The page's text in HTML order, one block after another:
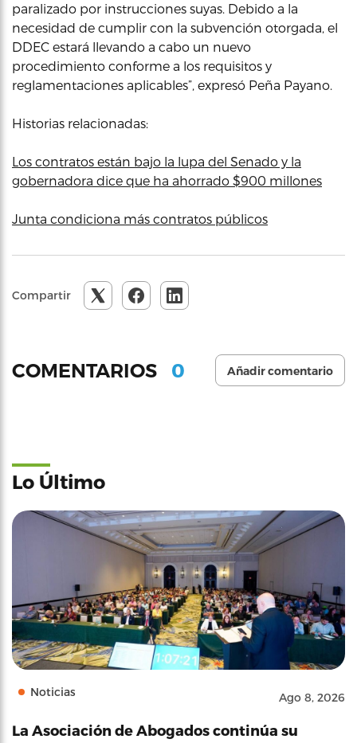
paralizado por instrucciones suyas. Debido a la
necesidad de cumplir con la subvención otorgada, el
DDEC estará llevando a cabo un nuevo
procedimiento conforme a los requisitos y
reglamentaciones aplicables”, expresó Peña Payano.
Historias relacionadas:
Los contratos están bajo la lupa del Senado y la
gobernadora dice que ha ahorrado $900 millones
Junta condiciona más contratos públicos
Compartir
COMENTARIOS 0 Añadir comentario
Lo Último
Noticias Ago 8, 2026
La Asociación de Abogados continúa su